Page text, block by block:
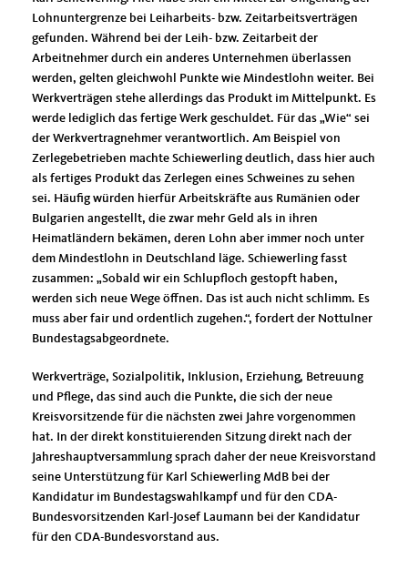
Lohnuntergrenze bei Leiharbeits- bzw. Zeitarbeitsverträgen
gefunden. Während bei der Leih- bzw. Zeitarbeit der
Arbeitnehmer durch ein anderes Unternehmen überlassen
werden, gelten gleichwohl Punkte wie Mindestlohn weiter. Bei
Werkverträgen stehe allerdings das Produkt im Mittelpunkt. Es
werde lediglich das fertige Werk geschuldet. Für das „Wie“ sei
der Werkvertragnehmer verantwortlich. Am Beispiel von
Zerlegebetrieben machte Schiewerling deutlich, dass hier auch
als fertiges Produkt das Zerlegen eines Schweines zu sehen
sei. Häufig würden hierfür Arbeitskräfte aus Rumänien oder
Bulgarien angestellt, die zwar mehr Geld als in ihren
Heimatländern bekämen, deren Lohn aber immer noch unter
dem Mindestlohn in Deutschland läge. Schiewerling fasst
zusammen: „Sobald wir ein Schlupfloch gestopft haben,
werden sich neue Wege öffnen. Das ist auch nicht schlimm. Es
muss aber fair und ordentlich zugehen.“, fordert der Nottulner
Bundestagsabgeordnete.
Werkverträge, Sozialpolitik, Inklusion, Erziehung, Betreuung
und Pflege, das sind auch die Punkte, die sich der neue
Kreisvorsitzende für die nächsten zwei Jahre vorgenommen
hat. In der direkt konstituierenden Sitzung direkt nach der
Jahreshauptversammlung sprach daher der neue Kreisvorstand
seine Unterstützung für Karl Schiewerling MdB bei der
Kandidatur im Bundestagswahlkampf und für den CDA-
Bundesvorsitzenden Karl-Josef Laumann bei der Kandidatur
für den CDA-Bundesvorstand aus.